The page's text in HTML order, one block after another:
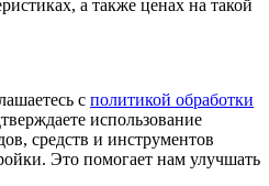
а также ценах на такой
с политикой обработки
использование
средств и инструментов
Это помогает нам улучшать